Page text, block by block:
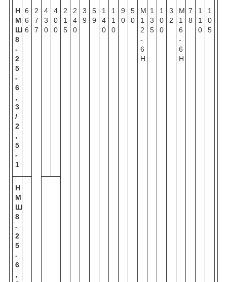
Н
М
Ш
8
-
2
5
-
6
,
3
/
2
,
5
-
1
6
6
6
2
7
7
4
3
0
4
0
0
2
1
5
2
4
0
3
9
5
9
1
4
0
1
1
0
9
0
5
0
М
1
2
-
6
Н
1
3
5
1
0
0
3
2
М
1
6
-
6
Н
7
8
1
1
0
1
0
5
Н
М
Ш
8
-
2
5
-
6
,